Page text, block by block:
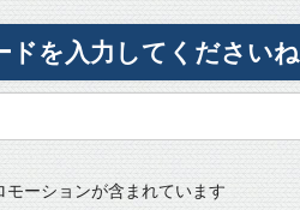
ドを入力してくださいね
モーションが含まれています